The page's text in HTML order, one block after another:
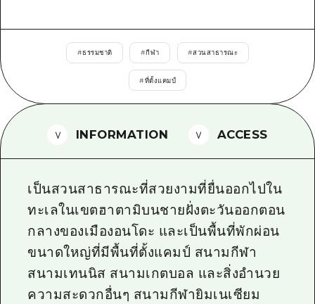
การรักษา
ธรรมชาติ
ฮิโรชิม่า ฟรี Wi-Fi
TRAVELPAL International
คำถามที่พบบ่อย
ดาวน์โหลดรูปภาพ
ข้อมูลการขนส่งระหว่างเกิดภัยพิบัติ
#ธรรมชาติ #กีฬา #สวนสาธารณะ
#ที่ตั้งแคมป์
INFORMATION ACCESS
เป็นสวนสาธารณะที่สวยงามที่ยื่นออกไปใน
ทะเลในเขตฮาตามิบนชายฝั่งตะวันออกตอน
กลางของเมืองอนโดะ และเป็นพื้นที่พักผ่อน
ขนาดใหญ่ที่มีพื้นที่ตั้งแคมป์ สนามกีฬา
สนามเทนนิส สนามเกตบอล และสิ่งอำนวย
ความสะดวกอื่นๆ สนามกีฬายิมเนเซียม